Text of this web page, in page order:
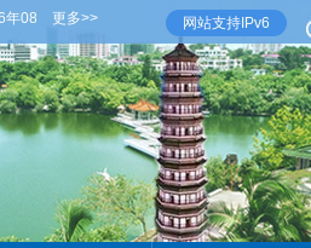
06日傍晚发布 【雷州晚间天气】今晚到明
更多>> 网站支持IPv6